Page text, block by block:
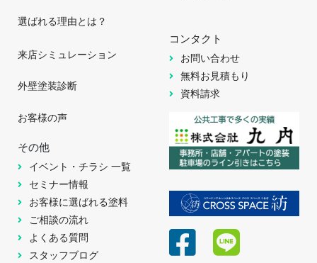
選ばれる理由とは？
来店シミュレーション
外壁塗装診断
お客様の声
その他
イベント・チラシ 一覧
セミナー情報
お客様に選ばれる塗料
ご相談の流れ
よくある質問
スタッフブログ
コンタクト
お問い合わせ
無料お見積もり
資料請求